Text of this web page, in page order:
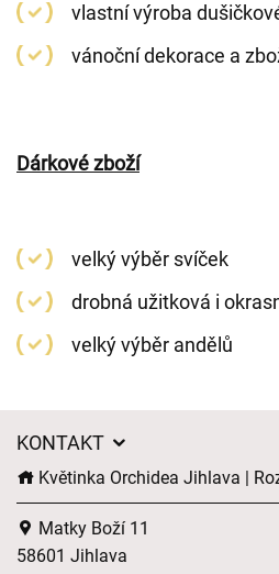
vlastní výroba
vánoční dekorace a
Dárkové zboží
velký výběr svíček
drobná užitková i
velký výběr andělů
KONTAKT
Květinka Orchidea Jihlava |
Matky Boží 11
58601 Jihlava